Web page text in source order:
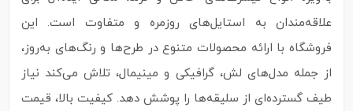
علاقه‌مندان به استایل‌های روزمره و متفاوت است. این
فروشگاه با ارائه محصولات متنوع در طرح‌ها و رنگ‌های به‌روز،
از جمله مدل‌های لش، گرافیکی و مینیمال، تلاش می‌کند نیاز
طیف گسترده‌ای از سلیقه‌ها را پوشش دهد. کیفیت بالا، قیمت